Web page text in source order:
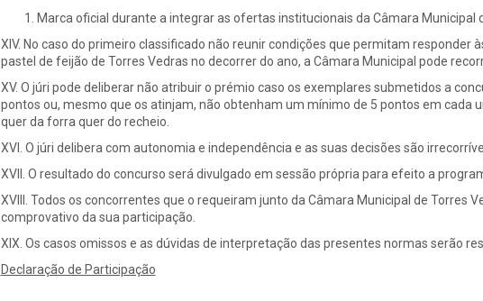
Marca oficial durante a integrar as ofertas institucionais da Câmara Municipal
XIV. No caso do primeiro classificado não reunir condições que permitam responder
pastel de feijão de Torres Vedras no decorrer do ano, a Câmara Municipal pode
XV. O júri pode deliberar não atribuir o prémio caso os exemplares submetidos a
pontos ou, mesmo que os atinjam, não obtenham um mínimo de 5 pontos em cada
quer da forra quer do recheio.
XVI. O júri delibera com autonomia e independência e as suas decisões são
XVII. O resultado do concurso será divulgado em sessão própria para efeito a
XVIII. Todos os concorrentes que o requeiram junto da Câmara Municipal de Torres
comprovativo da sua participação.
XIX. Os casos omissos e as dúvidas de interpretação das presentes normas serão
Declaração de Participação